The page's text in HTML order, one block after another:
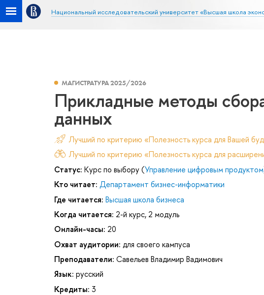
Национальный исследовательский университет «Высшая школа
МАГИСТРАТУРА 2025/2026
Прикладные методы
данных
Лучший по критерию «Полезность курса для Вашей
Лучший по критерию «Полезность курса для
Статус: Курс по выбору (Управление цифровым продуктом
Кто читает: Департамент бизнес-информатики
Где читается: Высшая школа бизнеса
Когда читается: 2-й курс, 2 модуль
Онлайн-часы: 20
Охват аудитории: для своего кампуса
Преподаватели: Савельев Владимир Вадимович
Язык: русский
Кредиты: 3